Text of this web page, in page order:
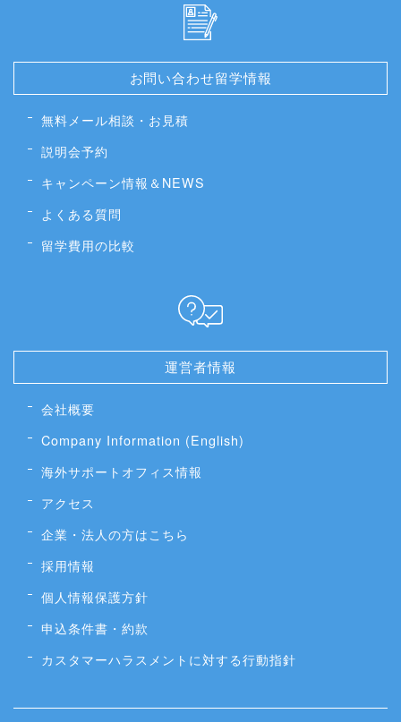
お問い合わせ留学情報
無料メール相談・お見積
説明会予約
キャンペーン情報＆NEWS
よくある質問
留学費用の比較
運営者情報
会社概要
Company Information (English)
海外サポートオフィス情報
アクセス
企業・法人の方はこちら
採用情報
個人情報保護方針
申込条件書・約款
カスタマーハラスメントに対する行動指針